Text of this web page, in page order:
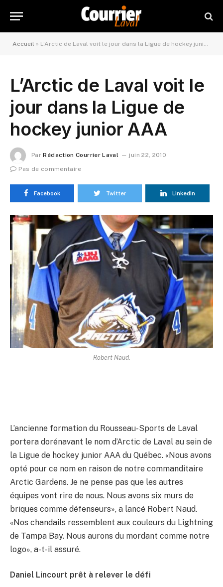
Accueil » L’Arctic de Laval voit le jour dans la Ligue de hockey junior AAA
L’Arctic de Laval voit le
jour dans la Ligue de
hockey junior AAA
Par Rédaction Courrier Laval
juin 22, 2010
Pas de commentaire
Facebook Twitter LinkedIn
Robert Naud.
L’ancienne formation du Rousseau-Sports de Laval
portera dorénavant le nom d’Arctic de Laval au sein de
la Ligue de hockey junior AAA du Québec. «Nous avons
opté pour ce nom en raison de notre commanditaire
Arctic Gardens. Je ne pense pas que les autres
équipes vont rire de nous. Nous avons six murs de
briques comme défenseurs», a lancé Robert Naud.
«Nos chandails ressemblent aux couleurs du Lightning
de Tampa Bay. Nous aurons du mordant comme notre
logo», a-t-il assuré.
Daniel Lincourt prêt à relever le défi